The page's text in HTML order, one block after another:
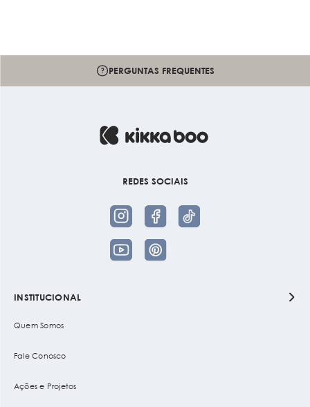
PERGUNTAS FREQUENTES
REDES SOCIAIS
INSTITUCIONAL
Quem Somos
Fale Conosco
Ações e Projetos